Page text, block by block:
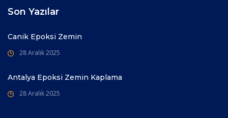
Son Yazılar
Canik Epoksi Zemin
28 Aralık 2025
Antalya Epoksi Zemin Kaplama
28 Aralık 2025